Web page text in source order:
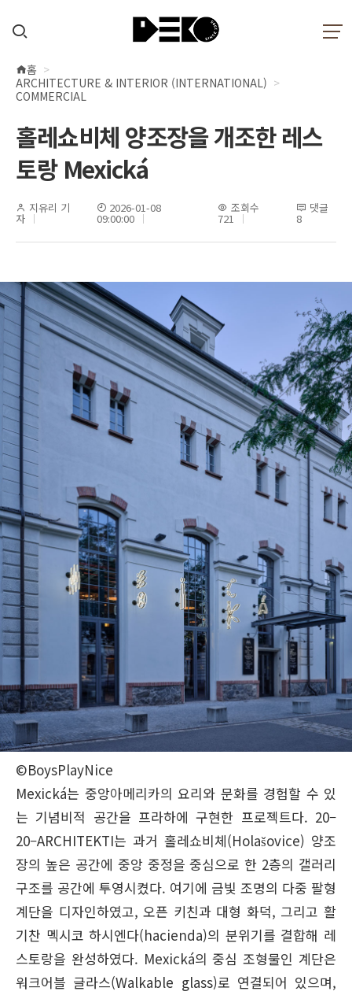
현
재
치
홈
ARCHITECTURE & INTERIOR (INTERNATIONAL)
COMMERCIAL
홀레쇼비체 양조장을 개조한 레스
토랑 Mexická
지유리 기
자
2026-01-08
09:00:00
조회수
721
댓글
8
©BoysPlayNice
Mexická는 중앙아메리카의 요리와 문화를 경험할 수 있
는 기념비적 공간을 프라하에 구현한 프로젝트다. 20–
20–ARCHITEKTI는 과거 홀레쇼비체(Holašovice) 양조
장의 높은 공간에 중앙 중정을 중심으로 한 2층의 갤러리
구조를 공간에 투영시켰다. 여기에 금빛 조명의 다중 팔형
계단을 디자인하였고, 오픈 키친과 대형 화덕, 그리고 활
기찬 멕시코 하시엔다(hacienda)의 분위기를 결합해 레
스토랑을 완성하였다. Mexická의 중심 조형물인 계단은
워크어블 글라스(Walkable glass)로 연결되어 있으며,